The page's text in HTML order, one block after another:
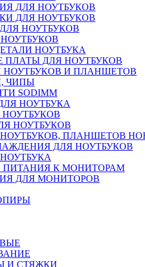
ДЛЯ НОУТБУКОВ
ДЛЯ НОУТБУКОВ
НОУТБУКОВ
НОУТБУКА
ПЛАТЫ ДЛЯ НОУТБУКОВ
И ПЛАНШЕТОВ
ЧИПЫ
SODIMM
НОУТБУКА
НОУТБУКОВ
ПЛАНШЕТОВ
ДЛЯ НОУТБУКОВ
К МОНИТОРАМ
ДЛЯ МОНИТОРОВ
И СТЯЖКИ